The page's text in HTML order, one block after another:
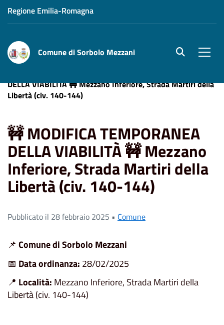
Regione Emilia-Romagna
Comune di Sorbolo Mezzani site.searc
DELLA VIABILITÀ 🚧 Mezzano Inferiore, Strada Martiri della
Libertà (civ. 140-144)
🚧 MODIFICA TEMPORANEA
DELLA VIABILITÀ 🚧 Mezzano
Inferiore, Strada Martiri della
Libertà (civ. 140-144)
Pubblicato il 28 febbraio 2025 • Comune
📌 Comune di Sorbolo Mezzani
📅 Data ordinanza: 28/02/2025
📍 Località: Mezzano Inferiore, Strada Martiri della
Libertà (civ. 140-144)